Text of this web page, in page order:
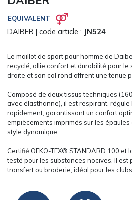
EQUIVALENT
DAIBER | code article : JN524
Le maillot de sport pour homme de
recyclé, allie confort et durabilité pour le
droite et son col rond offrent une tenue
Composé de deux tissus techniques
avec élasthanne), il est respirant, régule
rapidement, garantissant un confort
empiècements imprimés sur les
style dynamique.
Certifié OEKO-TEX® STANDARD 100 et
testé pour les substances nocives. Il est
transfert ou broderie, idéal pour les